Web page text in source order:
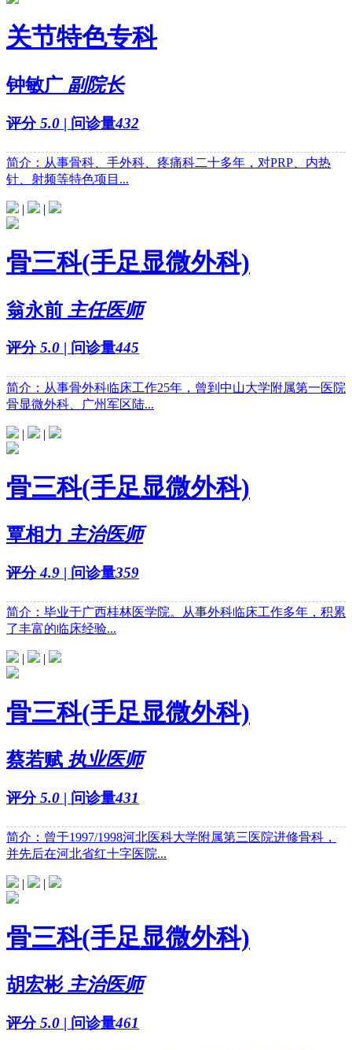
关节特色专科
钟敏广 副院长
评分5.0 | 问诊量432
简介：从事骨科、手外科、疼痛科二十多年，对PRP、内热
针、射频等特色项目...
| |
骨三科(手足显微外科)
翁永前 主任医师
评分5.0 | 问诊量445
简介：从事骨外科临床工作25年，曾到中山大学附属第一医院
骨显微外科、广州军区陆...
| |
骨三科(手足显微外科)
覃相力 主治医师
评分4.9 | 问诊量359
简介：毕业于广西桂林医学院。从事外科临床工作多年，积累
了丰富的临床经验...
| |
骨三科(手足显微外科)
蔡若赋 执业医师
评分5.0 | 问诊量431
简介：曾于1997/1998河北医科大学附属第三医院进修骨科，
并先后在河北省红十字医院...
| |
骨三科(手足显微外科)
胡宏彬主治医师
评分5.0 | 问诊量461